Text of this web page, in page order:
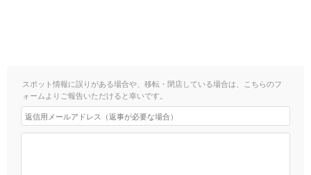
スポット情報に誤りがある場合や、移転・閉店している場合は、こちらのフ
ォームよりご報告いただけると幸いです。